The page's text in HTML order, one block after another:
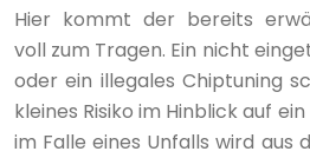
Hier kommt der bereits
voll zum Tragen. Ein nicht
oder ein illegales Chiptuning
kleines Risiko im Hinblick auf
im Falle eines Unfalls wird aus